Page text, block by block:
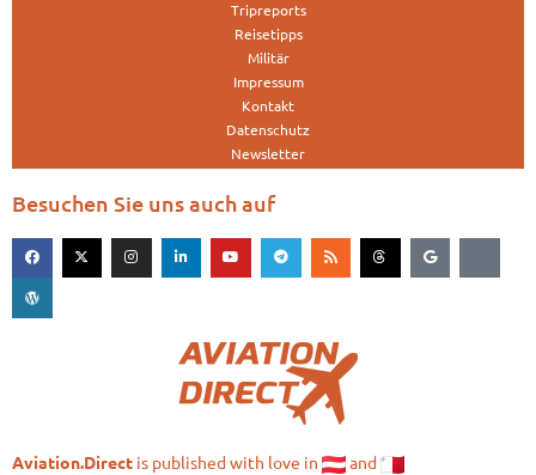
Tripreports
Reisetipps
Militär
Impressum
Kontakt
Datenschutz
Newsletter
Besuchen Sie uns auch auf
Aviation.Direct is published with love in and